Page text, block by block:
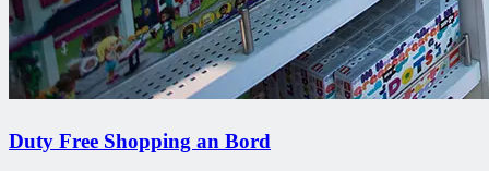
Duty Free Shopping an Bord